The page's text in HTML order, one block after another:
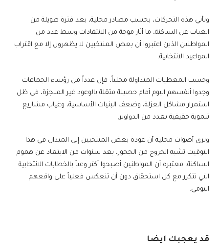
وتأتي هذه التحركات، بحسب مصادر محلية، بعد فترة طويلة من
الغياب عن الساكنة، ما أثار موجة من الانتقادات وسط عدد من
المواطنين الذين اعتبروا أن بعض المنتخبين لا يظهرون إلا مع اقتراب
المواعيد الانتخابية.
وحسب المعطيات المتداولة محلياً، فإن عدداً من رؤساء الجماعات
وجدوا أنفسهم اليوم أمام حصيلة مثقلة بالوعود غير المنجزة، في ظل
استمرار مشاكل العزلة، وضعف البنيات الأساسية، وغياب مشاريع
تنموية حقيقية بعدد من الدواوير.
وترى أصوات محلية أن عودة بعض المنتخبين إلى الميدان في هذا
التوقيت تشبه الخروج من الجحور، بعد سنوات من الابتعاد عن هموم
الساكنة، معتبرة أن المواطنين أصبحوا أكثر وعياً بالخطابات الانتخابية
التي تتكرر مع كل استحقاق دون أن تنعكس فعلياً على واقعهم
اليومي.
قد يعجبك ايضا